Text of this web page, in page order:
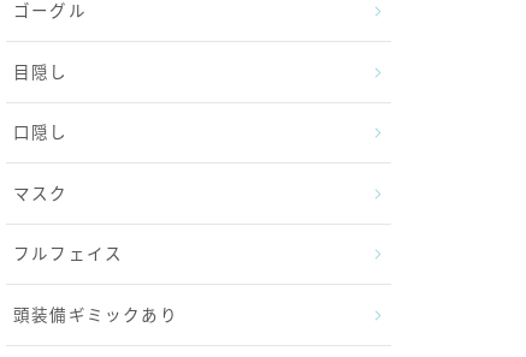
ゴーグル
目隠し
口隠し
マスク
フルフェイス
頭装備ギミックあり